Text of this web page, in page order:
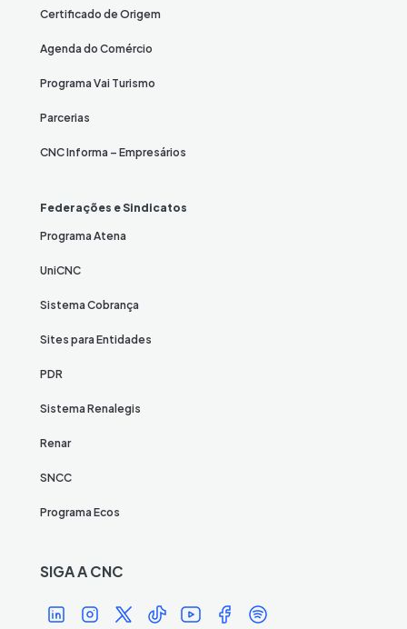
Certificado de Origem
Agenda do Comércio
Programa Vai Turismo
Parcerias
CNC Informa – Empresários
Federações e Sindicatos
Programa Atena
UniCNC
Sistema Cobrança
Sites para Entidades
PDR
Sistema Renalegis
Renar
SNCC
Programa Ecos
SIGA A CNC
Í Í Í Í Í Í Í